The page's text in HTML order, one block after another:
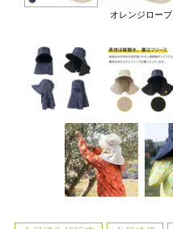
オレンジローブ